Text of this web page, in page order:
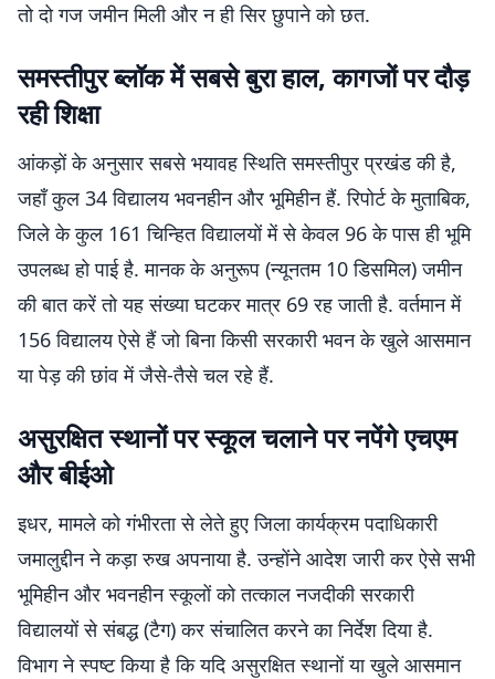
तो दो गज जमीन मिली और न ही सिर छुपाने को छत.
समस्तीपुर ब्लॉक में सबसे बुरा हाल, कागजों पर दौड़
रही शिक्षा
आंकड़ों के अनुसार सबसे भयावह स्थिति समस्तीपुर प्रखंड की है,
जहाँ कुल 34 विद्यालय भवनहीन और भूमिहीन हैं. रिपोर्ट के मुताबिक,
जिले के कुल 161 चिन्हित विद्यालयों में से केवल 96 के पास ही भूमि
उपलब्ध हो पाई है. मानक के अनुरूप (न्यूनतम 10 डिसमिल) जमीन
की बात करें तो यह संख्या घटकर मात्र 69 रह जाती है. वर्तमान में
156 विद्यालय ऐसे हैं जो बिना किसी सरकारी भवन के खुले आसमान
या पेड़ की छांव में जैसे-तैसे चल रहे हैं.
असुरक्षित स्थानों पर स्कूल चलाने पर नपेंगे एचएम
और बीईओ
इधर, मामले को गंभीरता से लेते हुए जिला कार्यक्रम पदाधिकारी
जमालुद्दीन ने कड़ा रुख अपनाया है. उन्होंने आदेश जारी कर ऐसे सभी
भूमिहीन और भवनहीन स्कूलों को तत्काल नजदीकी सरकारी
विद्यालयों से संबद्ध (टैग) कर संचालित करने का निर्देश दिया है.
विभाग ने स्पष्ट किया है कि यदि असुरक्षित स्थानों या खुले आसमान